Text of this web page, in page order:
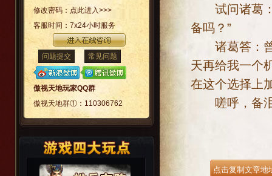
修改密码： 点此进入>>>
客服时间： 7x24小时服务
问题提交 常见问题
傲视天地玩家QQ群
傲视天地群①： 110306762
试问诸葛：
备吗？”
诸葛答：曾
天再给我一个
在这个选择上
嗟呼，备